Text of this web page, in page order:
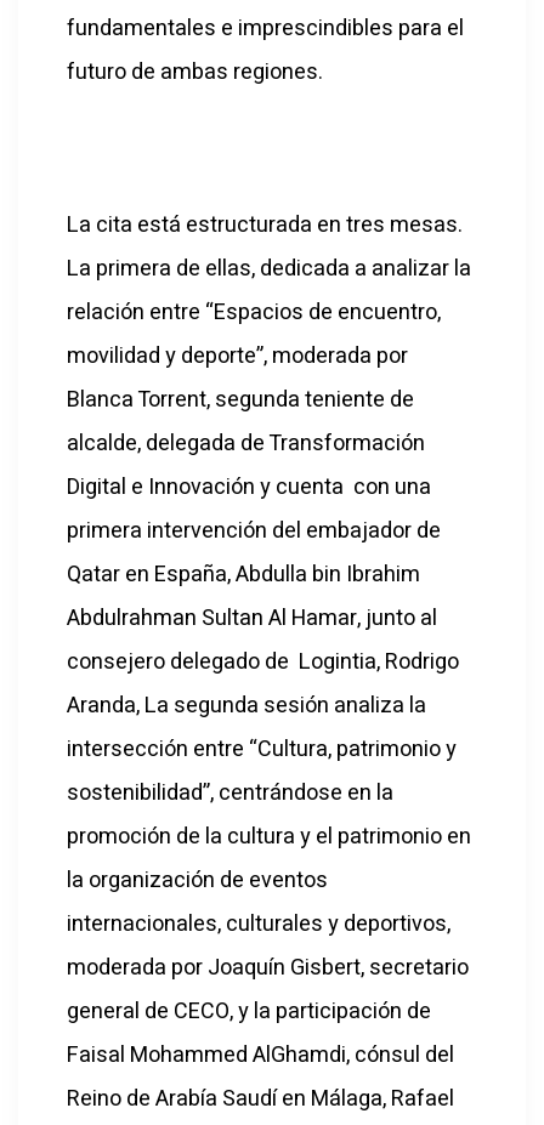
fundamentales e imprescindibles para el
futuro de ambas regiones.
La cita está estructurada en tres mesas.
La primera de ellas, dedicada a analizar la
relación entre “Espacios de encuentro,
movilidad y deporte”, moderada por
Blanca Torrent, segunda teniente de
alcalde, delegada de Transformación
Digital e Innovación y cuenta con una
primera intervención del embajador de
Qatar en España, Abdulla bin Ibrahim
Abdulrahman Sultan Al Hamar, junto al
consejero delegado de Logintia, Rodrigo
Aranda, La segunda sesión analiza la
intersección entre “Cultura, patrimonio y
sostenibilidad”, centrándose en la
promoción de la cultura y el patrimonio en
la organización de eventos
internacionales, culturales y deportivos,
moderada por Joaquín Gisbert, secretario
general de CECO, y la participación de
Faisal Mohammed AlGhamdi, cónsul del
Reino de Arabía Saudí en Málaga, Rafael